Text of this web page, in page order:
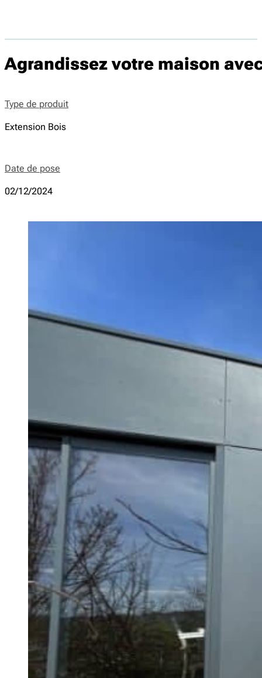
Agrandissez votre maison
Type de produit
Extension Bois
Date de pose
02/12/2024